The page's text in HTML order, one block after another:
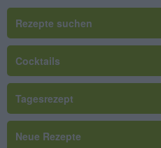
Rezepte suchen
Cocktails
Tagesrezept
Neue Rezepte